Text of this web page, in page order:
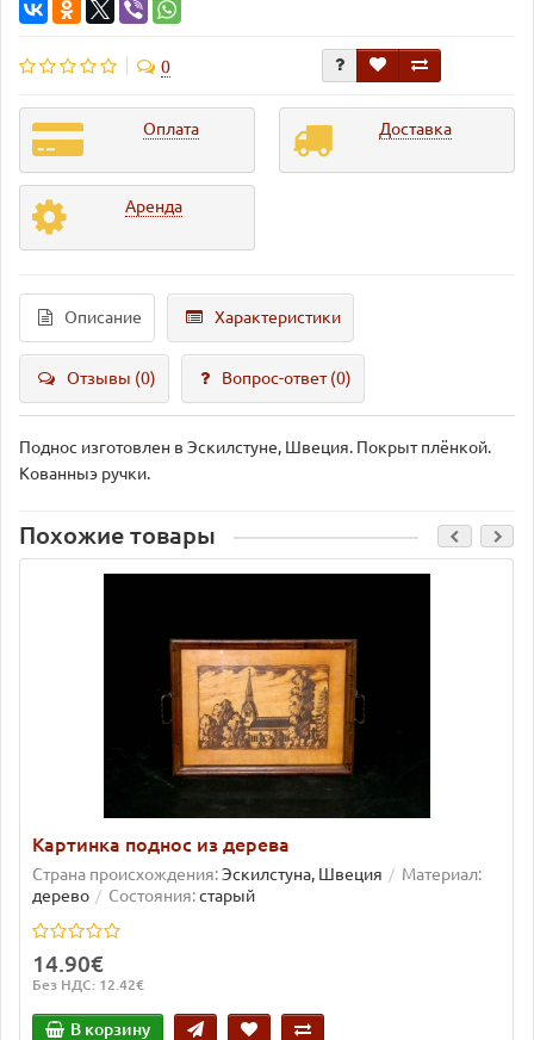
0
Оплата Доставка
Аренда
Описание Характеристики
Отзывы (0) Вопрос-ответ(0)
Поднос изготовлен в Эскилстуне, Швеция. Покрыт плёнкой.
Кованныэ ручки.
Похожие товары
Картинка поднос из дерева
Страна происхождения:Эскилстуна, Швеция
Материал:
дерево
Состояния:старый
14.90€
Без НДС: 12.42€
В корзину